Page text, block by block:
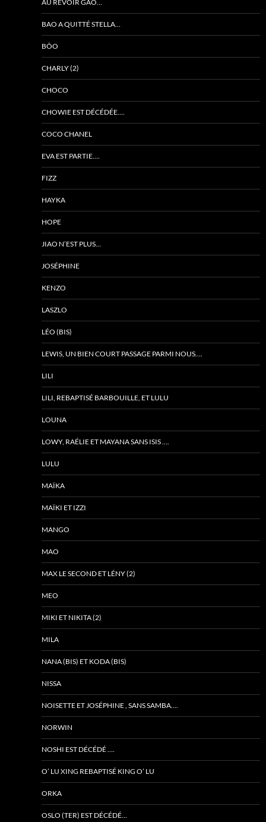
AU REVOIR GAO…
BAO A QUITTÉ STELLA…
BÔO
CHARLY (2)
CHOCO
CHOWIE EST DÉCÉDÉE….
COCO CHANEL
EVA EST PARTIE….
FIZZ
HAYKA
HOPE
JIAO N’EST PLUS…
JOSÉPHINE
KENZO
LASZLO
LÉO (BIS)
LEWIS, UN BIEN COURT PASSAGE PARMI NOUS….
LILI
LILI, REBAPTISÉ BARBOUILLE, ET LULU
LOUNA
LOWY, RAÉLIE ET MAYANA SANS ISIS ….
LULU
MAÏKA
MAÏKI ET IZZI
MANGO
MAO
MAX LE SECOND ET LÉNY (2)
MEO
MIKI ET NIKITA (2)
MILA
NANA (BIS) ET KODA (BIS)
NISSA
NOISETTE ET JOSÉPHINE , SANS SAMBA….
NORWIN
NOSHI EST DÉCÉDÉ ….
O’ LU XING REBAPTISÉ KING O’ LU
ORKA
OSLO (TER) EST DÉCÉDÉ…